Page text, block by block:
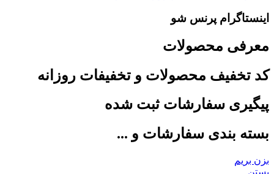
اینستاگرام پرنس شو
معرفی محصولات
کد تخفیف محصولات و تخفیفات روزانه
پیگیری سفارشات ثبت شده
بسته بندی سفارشات و ...
بزن بریم